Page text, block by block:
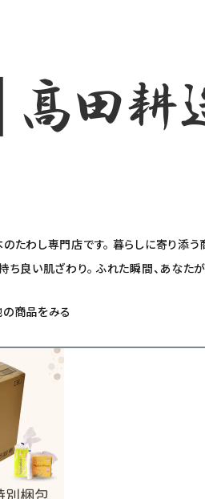
たわし専門店です。 暮らしに寄り添
ち良い肌ざわり。 ふれた瞬間、あなた
の商品をみる